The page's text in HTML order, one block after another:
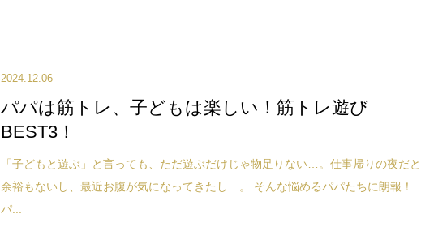
2024.12.06
パパは筋トレ、子どもは楽しい！筋トレ遊び
BEST3！
「子どもと遊ぶ」と言っても、ただ遊ぶだけじゃ物足りない…。仕事帰りの夜だと
余裕もないし、最近お腹が気になってきたし…。 そんな悩めるパパたちに朗報！
パ...